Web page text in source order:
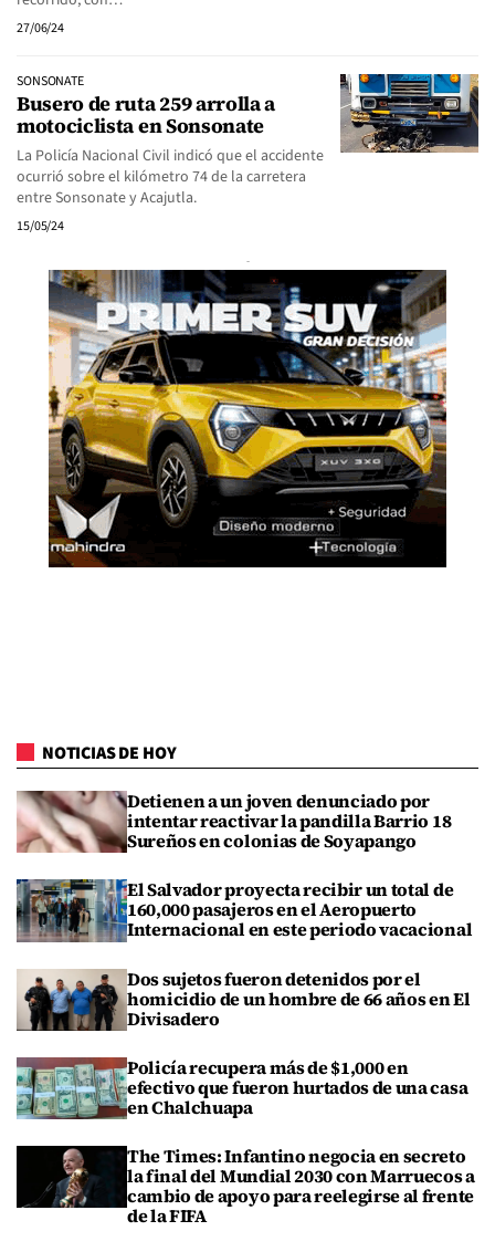
27/06/24
SONSONATE
Busero de ruta 259 arrolla a
motociclista en Sonsonate
La Policía Nacional Civil indicó que el accidente
ocurrió sobre el kilómetro 74 de la carretera
entre Sonsonate y Acajutla.
15/05/24
NOTICIAS DE HOY
Detienen a un joven denunciado por
intentar reactivar la pandilla Barrio 18
Sureños en colonias de Soyapango
El Salvador proyecta recibir un total de
160,000 pasajeros en el Aeropuerto
Internacional en este periodo vacacional
Dos sujetos fueron detenidos por el
homicidio de un hombre de 66 años en El
Divisadero
Policía recupera más de $1,000 en
efectivo que fueron hurtados de una casa
en Chalchuapa
The Times: Infantino negocia en secreto
la final del Mundial 2030 con Marruecos a
cambio de apoyo para reelegirse al frente
de la FIFA